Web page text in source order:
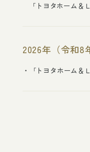
「トヨタホーム＆
2026年（令和8
「トヨタホーム＆